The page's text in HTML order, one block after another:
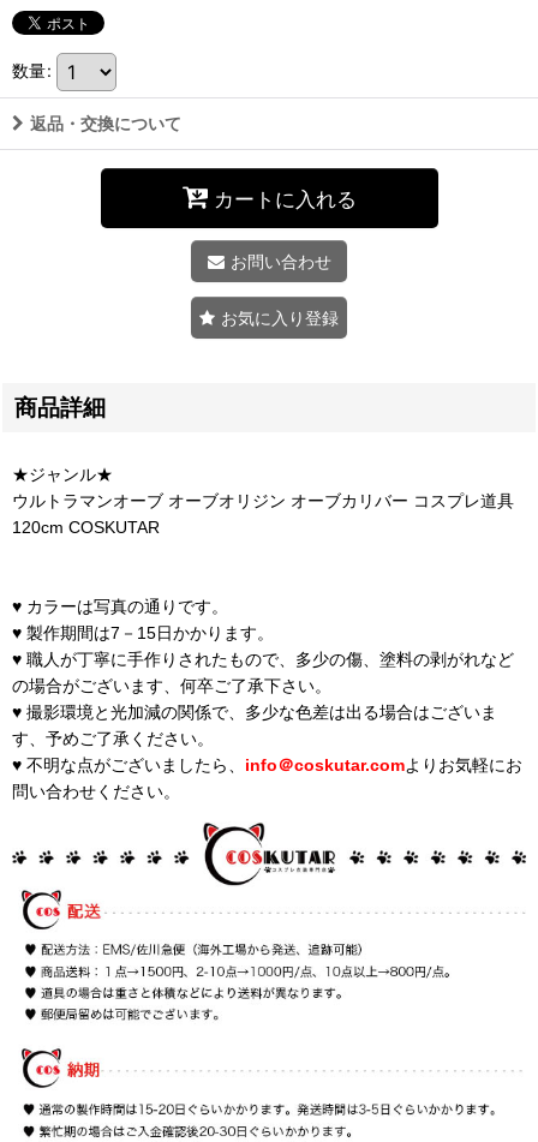
数量:
返品・交換について
カートに入れる
お問い合わせ
お気に入り登録
商品詳細
★ジャンル★
ウルトラマンオーブ オーブオリジン オーブカリバー コスプレ道具
120cm COSKUTAR
♥ カラーは写真の通りです。
♥ 製作期間は7－15日かかります。
♥ 職人が丁寧に手作りされたもので、多少の傷、塗料の剥がれなど
の場合がございます、何卒ご了承下さい。
♥ 撮影環境と光加減の関係で、多少な色差は出る場合はございま
す、予めご了承ください。
♥ 不明な点がございましたら、 info＠coskutar.comよりお気軽にお
問い合わせください。